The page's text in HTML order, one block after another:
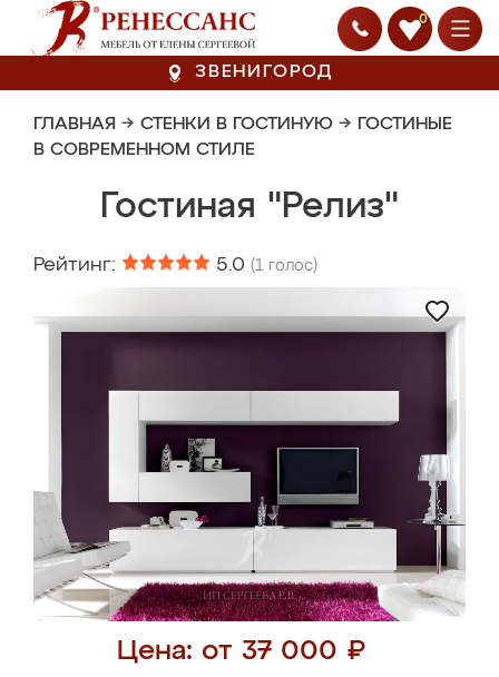
0
ЗВЕНИГОРОД
ГЛАВНАЯ → СТЕНКИ В ГОСТИНУЮ → ГОСТИНЫЕ
В СОВРЕМЕННОМ СТИЛЕ
Гостиная "Релиз"
Рейтинг: 5.0 (1 голос)
Цена: от 37 000 ₽